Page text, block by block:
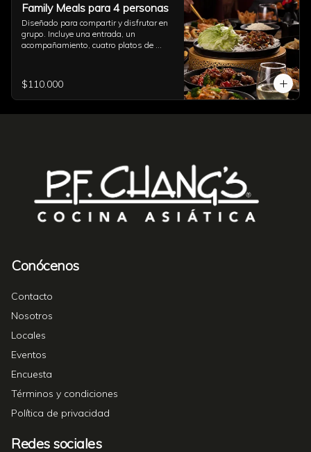
Family Meals para 4 personas
Diseñado para compartir y disfrutar en
grupo. Incluye una entrada, un
acompañamiento, cuatro platos de
asiático. Ideal para una comida
completa con familia y amigos (imagen
referencial)
$110.000
Conócenos
Contacto
Nosotros
Locales
Eventos
Encuesta
Términos y condiciones
Política de privacidad
Redes sociales